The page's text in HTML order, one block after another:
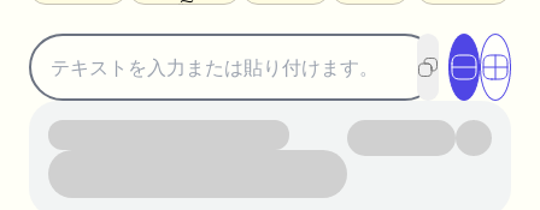
匚ㄖㄖㄥ
⏙ℇ⟟☈⟄ 🅲ᖇ𝒆𝒆ק𝔂
ꜱᴍᴀʟʟ
𝐁𝐨𝐥𝐝
S̶t̶r̶i̶k̶e̶t̶h̶r̶o̶u̶g̶h̶
ᗷᏆǤ
uʍoꓷ ǝpᴉsdꓵ
𝕋𝕨𝕚𝕥𝕥𝕖𝕣
ȶɨӄȶօӄ
𝙵𝚊𝚌𝚎𝚋𝚘𝚘𝚔